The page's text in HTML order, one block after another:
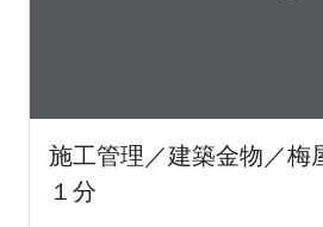
施工管理／建築金物／梅
１分